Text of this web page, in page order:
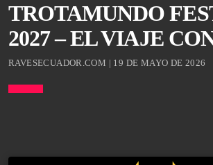
TROTAMUNDO
2027 – EL VIAJE
RAVESECUADOR.COM | 19 DE MAYO DE 2026